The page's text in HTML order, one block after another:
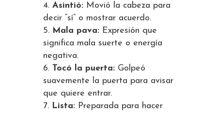
Asintió:Movió la cabeza para
decir “sí” o mostrar acuerdo.
Mala pava:Expresión que
significa mala suerte o energía
negativa.
Tocó la puerta:Golpeó
suavemente la puerta para avisar
que quiere entrar.
Lista:Preparada para hacer